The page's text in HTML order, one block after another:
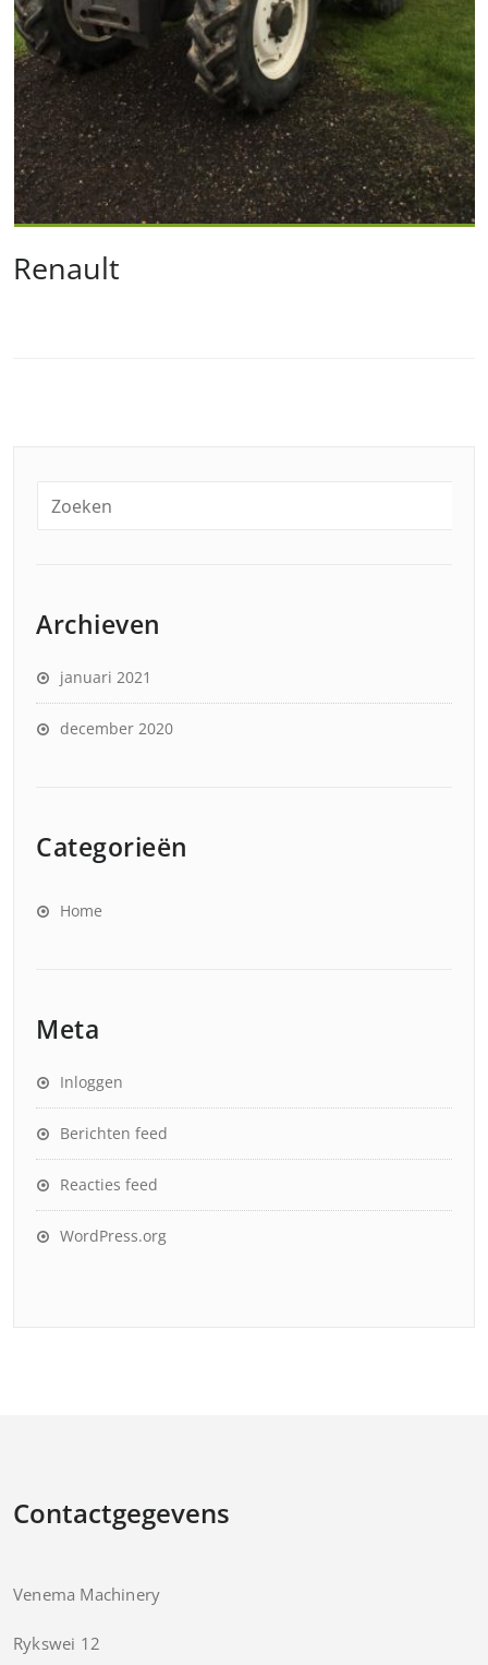
Renault
Archieven
januari 2021
december 2020
Categorieën
Home
Meta
Inloggen
Berichten feed
Reacties feed
WordPress.org
Contactgegevens
Venema Machinery
Rykswei 12